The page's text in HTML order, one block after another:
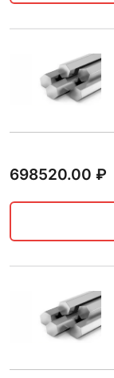
698520.00 ₽